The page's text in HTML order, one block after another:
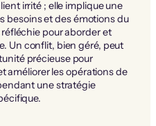
irrité ; elle implique une
besoins et des émotions du
pour aborder et
Un conflit, bien géré, peut
précieuse pour
améliorer les opérations de
une stratégie